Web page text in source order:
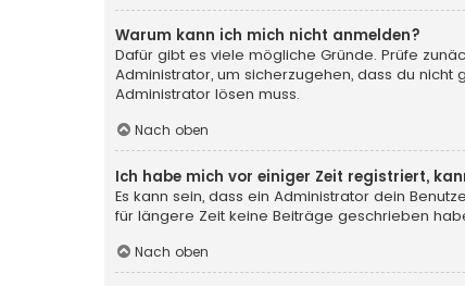
Warum kann ich mich nicht anmelden?
Dafür gibt es viele mögliche Gründe. Prüfe
Administrator, um sicherzugehen, dass du
Administrator lösen muss.
Nach oben
Ich habe mich vor einiger Zeit registriert,
Es kann sein, dass ein Administrator dein
für längere Zeit keine Beiträge geschrieben
Nach oben